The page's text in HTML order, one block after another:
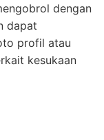
dengan
dapat
profil atau
kesukaan